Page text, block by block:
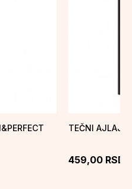
TEČNI
459,00 RSD